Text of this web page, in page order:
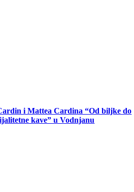
i Mattea Cardina “Od biljke do
kave” u Vodnjanu